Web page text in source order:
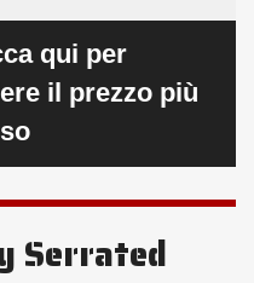
qui per
il prezzo più
Serrated